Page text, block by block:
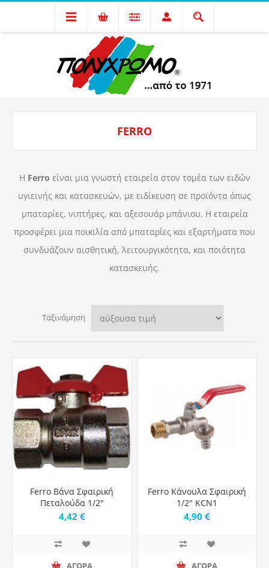
FERRO
Η Ferro είναι μια γνωστή εταιρεία στον τομέα των ειδών
υγιεινής και κατασκευών, με ειδίκευση σε προϊόντα όπως
μπαταρίες, νιπτήρες, και αξεσουάρ μπάνιου. Η εταιρεία
προσφέρει μια ποικιλία από μπαταρίες και εξαρτήματα που
συνδυάζουν αισθητική, λειτουργικότητα, και ποιότητα
κατασκευής.
Ταξινόμηση
Ferro Βάνα Σφαιρική
Πεταλούδα 1/2"
4,42 €
Ferro Κάνουλα Σφαιρική
1/2" KCN1
4,90 €